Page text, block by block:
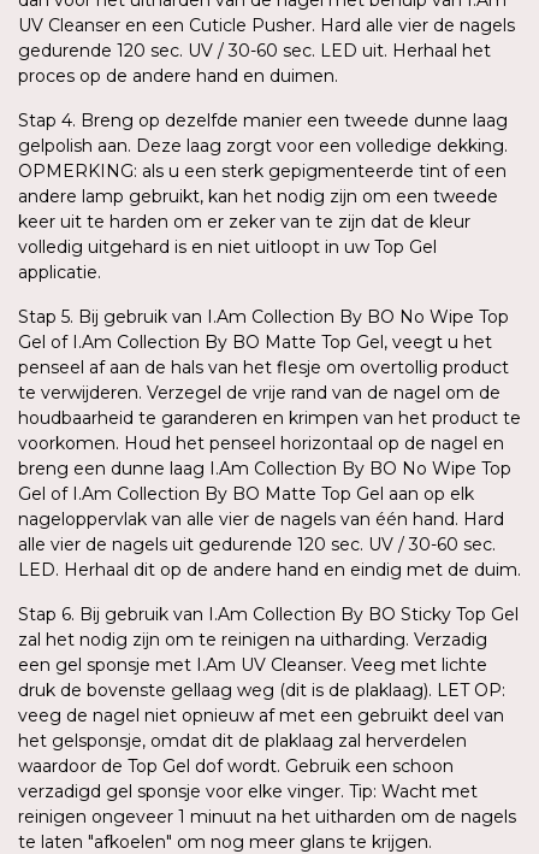
UV Cleanser en een Cuticle Pusher. Hard alle vier de nagels
gedurende 120 sec. UV / 30-60 sec. LED uit. Herhaal het
proces op de andere hand en duimen.
Stap 4. Breng op dezelfde manier een tweede dunne laag
gelpolish aan. Deze laag zorgt voor een volledige dekking.
OPMERKING: als u een sterk gepigmenteerde tint of een
andere lamp gebruikt, kan het nodig zijn om een tweede
keer uit te harden om er zeker van te zijn dat de kleur
volledig uitgehard is en niet uitloopt in uw Top Gel
applicatie.
Stap 5. Bij gebruik van I.Am Collection By BO No Wipe Top
Gel of I.Am Collection By BO Matte Top Gel, veegt u het
penseel af aan de hals van het flesje om overtollig product
te verwijderen. Verzegel de vrije rand van de nagel om de
houdbaarheid te garanderen en krimpen van het product te
voorkomen. Houd het penseel horizontaal op de nagel en
breng een dunne laag I.Am Collection By BO No Wipe Top
Gel of I.Am Collection By BO Matte Top Gel aan op elk
nageloppervlak van alle vier de nagels van één hand. Hard
alle vier de nagels uit gedurende 120 sec. UV / 30-60 sec.
LED. Herhaal dit op de andere hand en eindig met de duim.
Stap 6. Bij gebruik van I.Am Collection By BO Sticky Top Gel
zal het nodig zijn om te reinigen na uitharding. Verzadig
een gel sponsje met I.Am UV Cleanser. Veeg met lichte
druk de bovenste gellaag weg (dit is de plaklaag). LET OP:
veeg de nagel niet opnieuw af met een gebruikt deel van
het gelsponsje, omdat dit de plaklaag zal herverdelen
waardoor de Top Gel dof wordt. Gebruik een schoon
verzadigd gel sponsje voor elke vinger. Tip: Wacht met
reinigen ongeveer 1 minuut na het uitharden om de nagels
te laten "afkoelen" om nog meer glans te krijgen.